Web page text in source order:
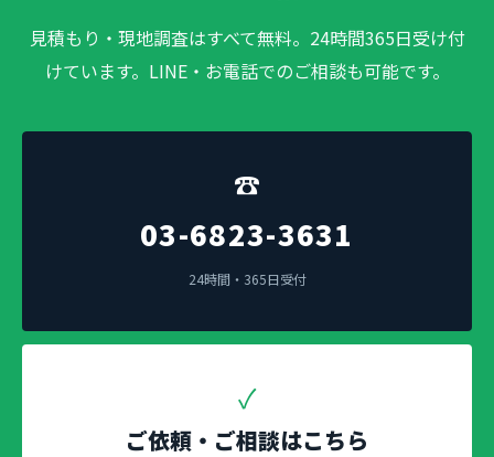
見積もり・現地調査はすべて無料。24時間365日受け付
けています。LINE・お電話でのご相談も可能です。
☎
03-6823-3631
24時間・365日受付
✓
ご依頼・ご相談はこちら